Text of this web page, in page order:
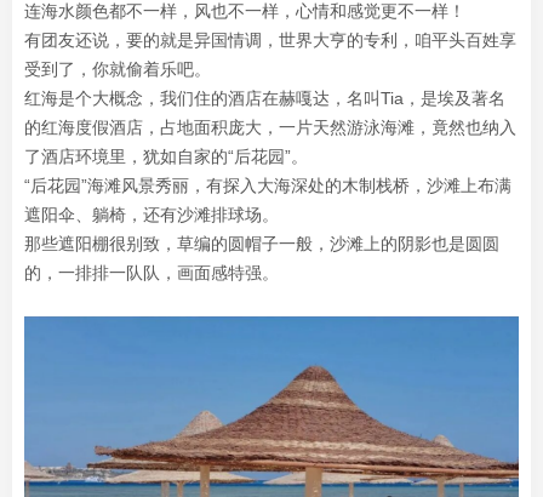
连海水颜色都不一样，风也不一样，心情和感觉更不一样！
有团友还说，要的就是异国情调，世界大亨的专利，咱平头百姓享
受到了，你就偷着乐吧。
红海是个大概念，我们住的酒店在赫嘎达，名叫Tia，是埃及著名
的红海度假酒店，占地面积庞大，一片天然游泳海滩，竟然也纳入
了酒店环境里，犹如自家的“后花园”。
“后花园”海滩风景秀丽，有探入大海深处的木制栈桥，沙滩上布满
遮阳伞、躺椅，还有沙滩排球场。
那些遮阳棚很别致，草编的圆帽子一般，沙滩上的阴影也是圆圆
的，一排排一队队，画面感特强。